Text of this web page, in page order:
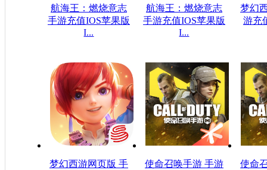
航海王：燃烧意志
手游充值IOS苹果版
I...
航海王：燃烧意志
手游充值IOS苹果版
I...
梦幻
游充
梦幻西游网页版 手
使命召唤手游 手游
使命